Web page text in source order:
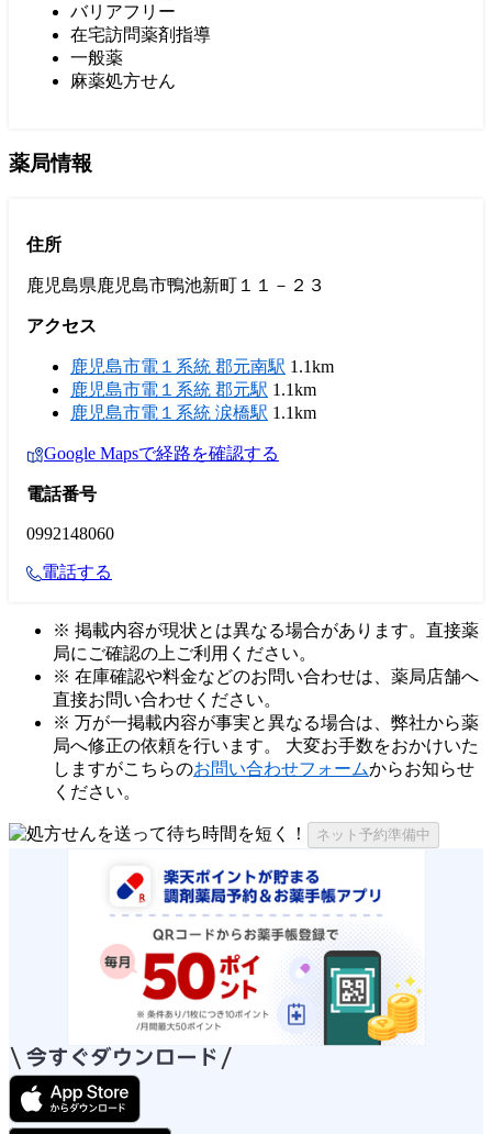
バリアフリー
在宅訪問薬剤指導
一般薬
麻薬処方せん
薬局情報
住所
鹿児島県鹿児島市鴨池新町１１－２３
アクセス
鹿児島市電１系統 郡元南駅 1.1km
鹿児島市電１系統 郡元駅 1.1km
鹿児島市電１系統 涙橋駅 1.1km
Google Mapsで経路を確認する
電話番号
0992148060
電話する
※ 掲載内容が現状とは異なる場合があります。直接薬
局にご確認の上ご利用ください。
※ 在庫確認や料金などのお問い合わせは、薬局店舗へ
直接お問い合わせください。
※ 万が一掲載内容が事実と異なる場合は、弊社から薬
局へ修正の依頼を行います。 大変お手数をおかけいた
しますがこちらのお問い合わせフォームからお知らせ
ください。
ネット予約準備中